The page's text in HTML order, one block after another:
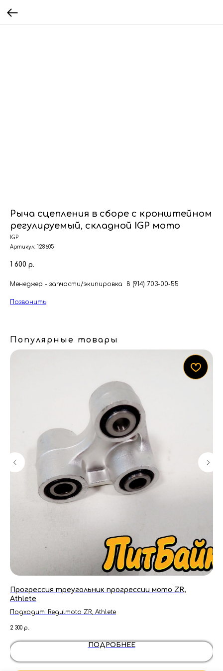
Рыча сцепления в сборе с кронштейном
регулируемый, складной IGP мото
IGP
Артикул: 128605
1 600 р.
Менеджер - запчасти/экипировка 8 (914) 703-00-55
Позвонить
Популярные товары
Прогрессия треугольник прогрессии мото ZR,
Athlete
Подходит: Regulmoto ZR, Athlete
2 300 р.
ПОДРОБНЕЕ